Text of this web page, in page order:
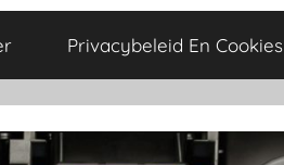
Privacybeleid En Cookies